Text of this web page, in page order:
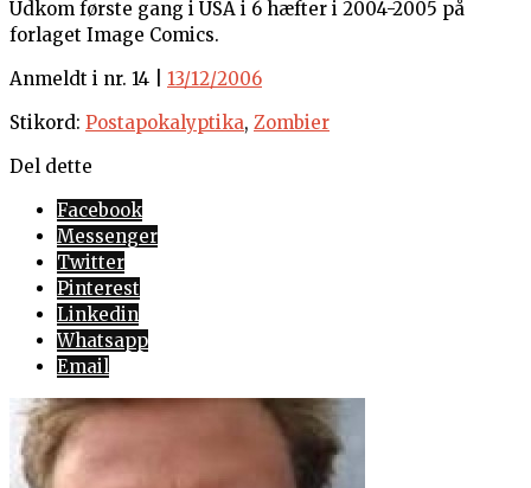
Udkom første gang i USA i 6 hæfter i 2004-2005 på
forlaget Image Comics.
Anmeldt i nr. 14 | 13/12/2006
Stikord: Postapokalyptika, Zombier
Del dette
Facebook
Messenger
Twitter
Pinterest
Linkedin
Whatsapp
Email